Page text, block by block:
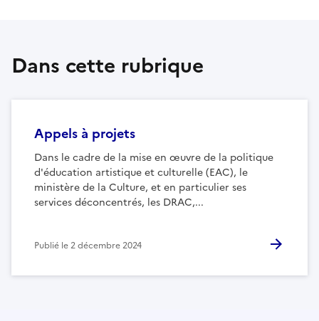
Dans cette rubrique
Appels à projets
Dans le cadre de la mise en œuvre de la politique
d'éducation artistique et culturelle (EAC), le
ministère de la Culture, et en particulier ses
services déconcentrés, les DRAC,...
Publié le2 décembre 2024